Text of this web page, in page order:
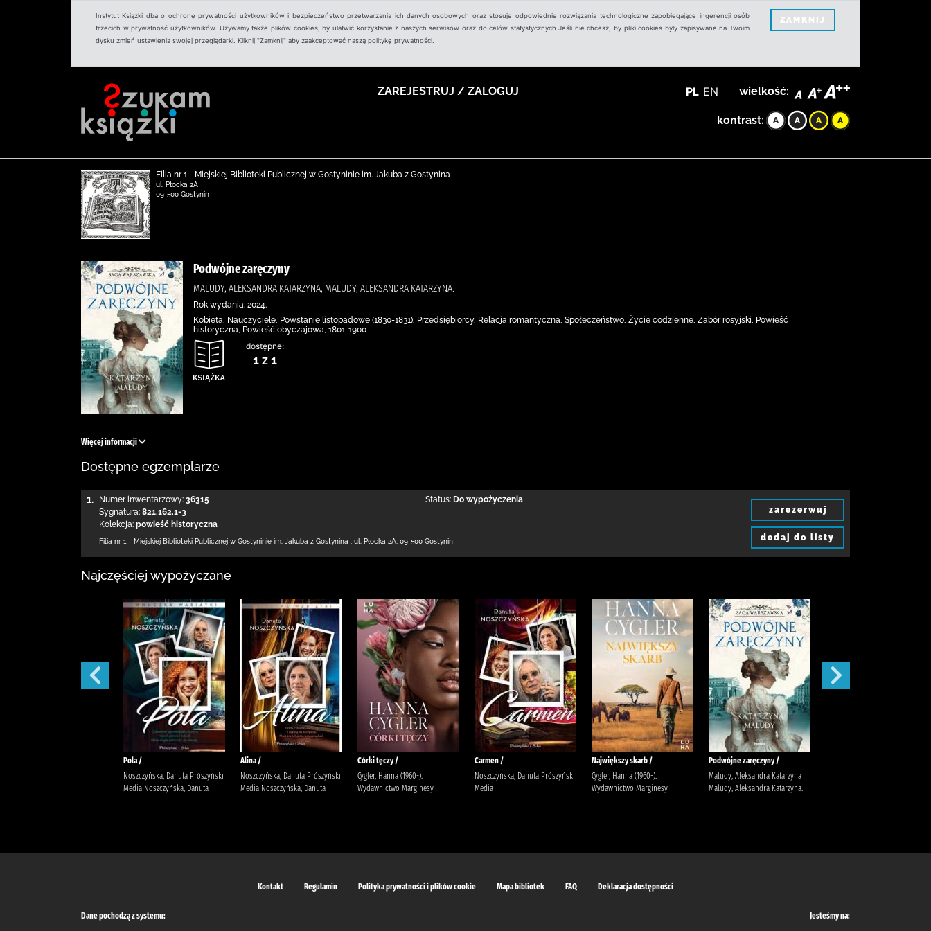
Instytut Książki dba o ochronę prywatności użytkowników i bezpieczeństwo przetwarzania ich danych osobowych oraz stosuje odpowiednie rozwiązania technologiczne zapobiegające ingerencji osób
trzecich w prywatność użytkowników. Używamy także plików cookies, by ułatwić korzystanie z naszych serwisów oraz do celów statystycznych.Jeśli nie chcesz, by pliki cookies były zapisywane na Twoim
dysku zmień ustawienia swojej przeglądarki. Kliknij "Zamknij" aby zaakceptować naszą politykę prywatności.
ZAMKNIJ
ZAREJESTRUJ / ZALOGUJ PL EN wielkość:
kontrast:
Filia nr 1 - Miejskiej Biblioteki Publicznej w Gostyninie im. Jakuba z Gostynina
ul. Płocka 2A
09-500 Gostynin
Podwójne zaręczyny
MALUDY, ALEKSANDRA KATARZYNA, MALUDY, ALEKSANDRA KATARZYNA.
Rok wydania: 2024.
Kobieta, Nauczyciele, Powstanie listopadowe (1830-1831), Przedsiębiorcy, Relacja romantyczna, Społeczeństwo, Życie codzienne, Zabór rosyjski, Powieść
historyczna, Powieść obyczajowa, 1801-1900
dostępne:
1 z 1
Więcej informacji
Dostępne egzemplarze
1. Numer inwentarzowy: 36315
Sygnatura: 821.162.1-3
Kolekcja: powieść historyczna
Status: Do wypożyczenia
Filia nr 1 - Miejskiej Biblioteki Publicznej w Gostyninie im. Jakuba z Gostynina ul. Płocka 2A 09-500 Gostynin
zarezerwuj
dodaj do listy
Najczęściej wypożyczane
Pola /
Noszczyńska, Danuta Prószyński
Media Noszczyńska, Danuta
Alina /
Noszczyńska, Danuta Prószyński
Media Noszczyńska, Danuta
Córki tęczy /
Cygler, Hanna (1960-).
Wydawnictwo Marginesy
Carmen /
Noszczyńska, Danuta Prószyński
Media
Największy skarb /
Cygler, Hanna (1960-).
Wydawnictwo Marginesy
Podwójne zaręczyny /
Maludy, Aleksandra Katarzyna
Maludy, Aleksandra Katarzyna.
Kontakt Regulamin Polityka prywatności i plików cookie Mapa bibliotek FAQ Deklaracja dostępności
Dane pochodzą z systemu: Jesteśmy na: